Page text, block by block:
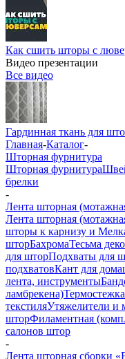
Как сшить шторы с
Видео презентации
Все видео
Гардинная ткань для
Главная-Каталог-
Шторная фурнитура
Шторная фурнитура
брелки
-
Лента шторная
Лента шторная
шторы к карнизу и
шторБахромаТесьма
для шторПодхваты для
подхватовКант для
лента, инструменты
ламбрекена)
текстиляУтяжелители и
шторФиламентная
салонов штор
-
Лента шторная сборки